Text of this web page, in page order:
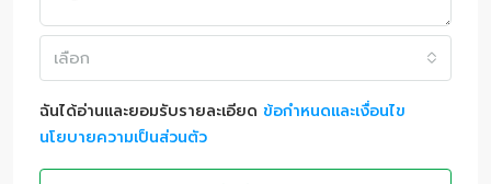
เลือก
ฉันได้อ่านและยอมรับรายละเอียด ข้อกำหนดและเงื่อนไข
นโยบายความเป็นส่วนตัว